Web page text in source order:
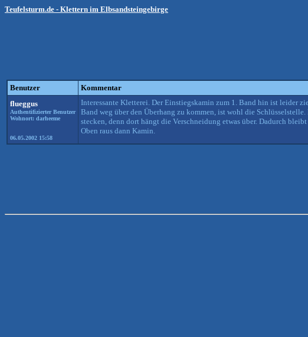
Teufelsturm.de - Klettern im Elbsandsteingebirge
Benutzer Kommentar
flueggus
Authentifizierter Benutzer
Wohnort: darheeme
06.05.2002 15:58
Interessante Kletterei. Der Einstiegskamin zum 1. Band hin ist leider
Band weg über den Überhang zu kommen, ist wohl die
stecken, denn dort hängt die Verschneidung etwas über. Dadurch
Oben raus dann Kamin.